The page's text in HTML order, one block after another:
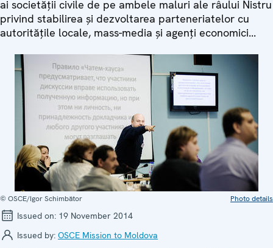
ai societății civile de pe ambele maluri ale râului Nistru
privind stabilirea și dezvoltarea parteneriatelor cu
autoritățile locale, mass-media și agenți economici...
© OSCE/Igor Schimbător Photo details
Issued on: 19 November 2014
Issued by: OSCE Mission to Moldova